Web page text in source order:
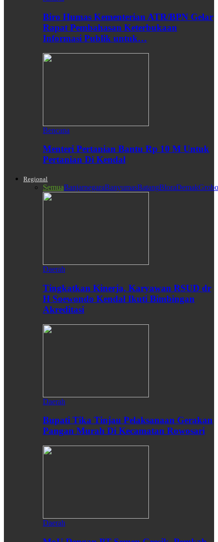
Biro Humas Kementerian ATR/BPN Gelar
Rapat Pembahasan Keterbukaan
Informasi Publik untuk…
Bencana
Menteri Pertanian Bantu Rp 10 M Untuk
Pertanian Di Kendal
Regional
SemuaBanjarnegaraBanyumasBatangBloraDemak
Daerah
Tingkatkan Kinerja, Karyawan RSUD dr
H Soewondo Kendal Ikuti Bimbingan
Akreditasi
Daerah
Bupati Tika Tinjau Pelaksanaan Gerakan
Pangan Murah Di Kecamatan Rowosari
Daerah